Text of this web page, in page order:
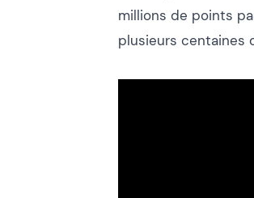
millions de points
plusieurs centaines